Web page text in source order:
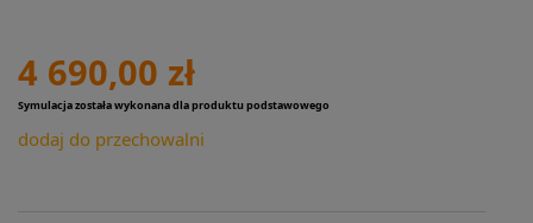
4 690,00 zł
Symulacja została wykonana dla produktu podstawowego
dodaj do przechowalni